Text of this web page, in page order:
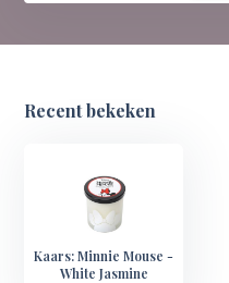
Recent bekeken
Kaars: Minnie Mouse -
White Jasmine